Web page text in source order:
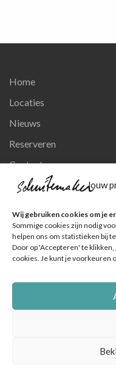
Jouw
Wij gebruiken cookies om je
Sommige cookies zijn nodig
helpen ons om statistieken bij
Door op 'Accepteren' te
cookies. Je kunt je voorkeuren
Home
Locaties
Nieuws
Reserveren
Contact
Privacy en
Ga naar onze pagina
Volg ons op
Ga naar onze pagina
© Schuitemaker Vis , foto's